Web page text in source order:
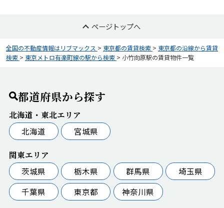
ページトップへ
全国の不動産情報はリブマックス > 東京都の賃貸検索 > 東京都の沿線から賃貸
検索 > 東京メトロ有楽町線の駅から検索 > 小竹向原駅の賃貸物件一覧
都道府県から探す
北海道・東北エリア
北海道
宮城県
関東エリア
茨城県
栃木県 群馬県
埼玉県
千葉県
東京都 神奈川県